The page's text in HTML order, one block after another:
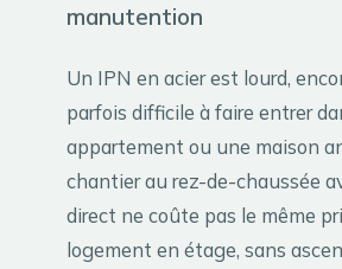
manutention
Un IPN en acier est lourd,
parfois difficile à faire entrer
appartement ou une maison
chantier au rez-de-chaussée
direct ne coûte pas le même
logement en étage, sans